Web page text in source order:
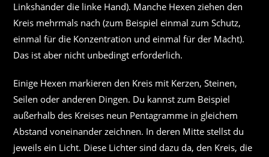
Linkshänder die linke Hand). Manche Hexen ziehen den
Kreis mehrmals nach (zum Beispiel einmal zum Schutz,
einmal für die Konzentration und einmal für der Macht).
Das ist aber nicht unbedingt erforderlich.
Einige Hexen markieren den Kreis mit Kerzen, Steinen,
Seilen oder anderen Dingen. Du kannst zum Beispiel
außerhalb des Kreises neun Pentagramme in gleichem
Abstand voneinander zeichnen. In deren Mitte stellst du
jeweils ein Licht. Diese Lichter sind dazu da, den Kreis, die